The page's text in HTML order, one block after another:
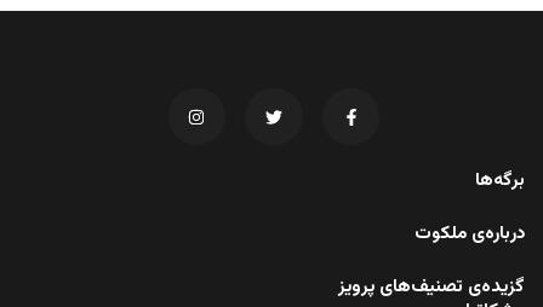
برگه‌ها
درباره‌ی ملکوت
گزیده‌ی تصنیف‌های پرویز